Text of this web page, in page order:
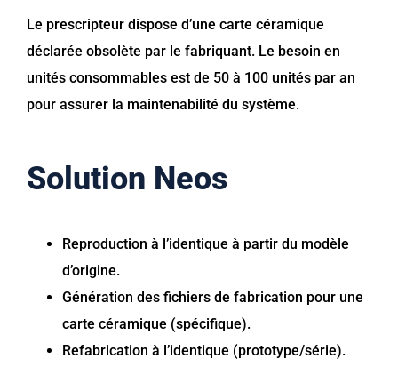
Le prescripteur dispose d’une carte céramique
déclarée obsolète par le fabriquant. Le besoin en
unités consommables est de 50 à 100 unités par an
pour assurer la maintenabilité du système.
Solution Neos
Reproduction à l’identique à partir du modèle
d’origine.
Génération des fichiers de fabrication pour une
carte céramique (spécifique).
Refabrication à l’identique (prototype/série).